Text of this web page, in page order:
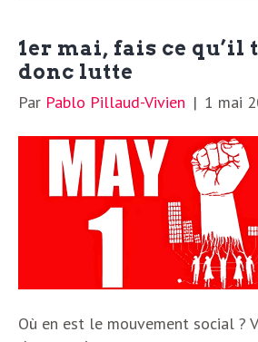
1er mai, fais ce qu’il
donc lutte
Par Pablo Pillaud-Vivien | 1 mai
Où en est le mouvement social ?